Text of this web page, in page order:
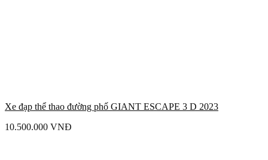
Xe đạp thể thao đường phố GIANT ESCAPE 3 D 2023
10.500.000 VNĐ